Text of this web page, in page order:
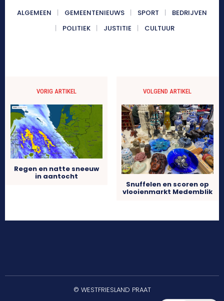
ALGEMEEN GEMEENTENIEUWS SPORT
BEDRIJVEN
POLITIEK
JUSTITIE CULTUUR
VORIG ARTIKEL
Regen en natte sneeuw
in aantocht
VOLGEND ARTIKEL
Snuffelen en scoren op
vlooienmarkt Medemblik
© WESTFRIESLAND PRAAT